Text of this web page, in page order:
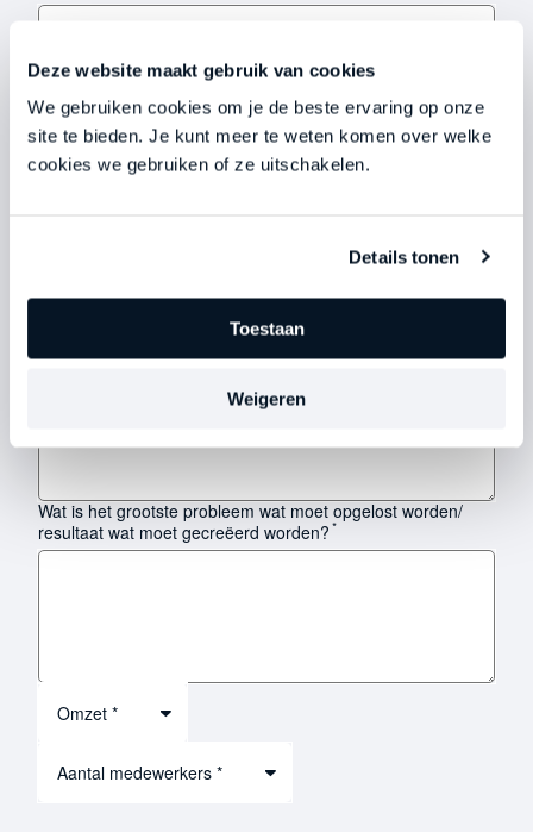
Deze website maakt gebruik van cookies
We gebruiken cookies om je de beste ervaring op onze
site te bieden. Je kunt meer te weten komen over welke
cookies we gebruiken of ze uitschakelen.
Details tonen
Toestaan
Weigeren
Hoe zie jij jezelf?*
vertellen over jou? M.a.w. als hij/zij brutaal eerlijk en open is,
Wat is het grootste probleem wat moet opgelost worden/
resultaat wat moet gecreëerd worden? *
Omzet *
Aantal medewerkers *